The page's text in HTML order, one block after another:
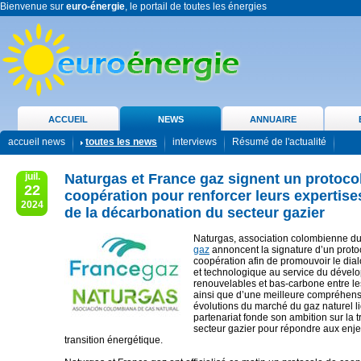
Bienvenue sur euro-énergie, le portail de toutes les énergies
ACCUEIL NEWS ANNUAIRE
accueil news toutes les news interviews Résumé de l'actualité
juil.
22
2024
Naturgas et France gaz signent un
coopération pour renforcer leurs
de la décarbonation du secteur gazier
Naturgas, association colombienne
gaz annoncent la signature d’un
coopération afin de promouvoir le
et technologique au service du
renouvelables et bas-carbone entre
ainsi que d’une meilleure
évolutions du marché du gaz naturel
partenariat fonde son ambition sur la
secteur gazier pour répondre aux
transition énergétique.